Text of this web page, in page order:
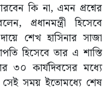
কি না, এমন প্রশ্নের
প্রধানমন্ত্রী হিসেবে
শেখ হাসিনার সাজা
হিসেবে তার এ শাস্তি
৩০ কার্যদিবসের মধ্যে
সময় ইতোমধ্যে শেষ